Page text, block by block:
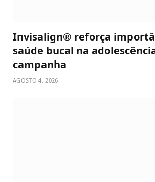
Invisalign® reforça
saúde bucal na
campanha
AGOSTO 4, 2026